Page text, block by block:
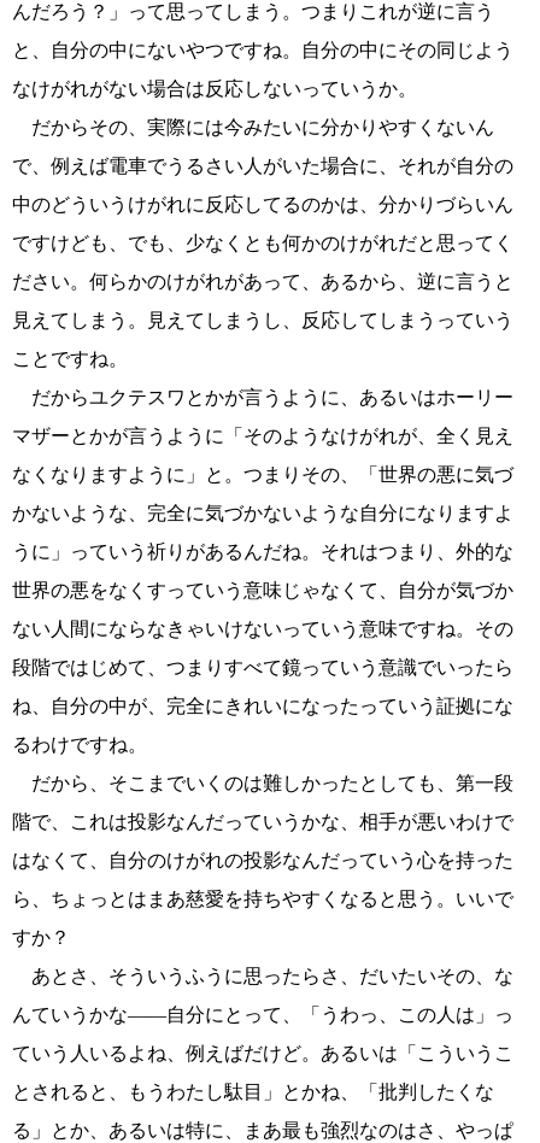
んだろう？」って思ってしまう。つまりこれが逆に言う
と、自分の中にないやつですね。自分の中にその同じよう
なけがれがない場合は反応しないっていうか。
だからその、実際には今みたいに分かりやすくないん
で、例えば電車でうるさい人がいた場合に、それが自分の
中のどういうけがれに反応してるのかは、分かりづらいん
ですけども、でも、少なくとも何かのけがれだと思ってく
ださい。何らかのけがれがあって、あるから、逆に言うと
見えてしまう。見えてしまうし、反応してしまうっていう
ことですね。
だからユクテスワとかが言うように、あるいはホーリー
マザーとかが言うように「そのようなけがれが、全く見え
なくなりますように」と。つまりその、「世界の悪に気づ
かないような、完全に気づかないような自分になりますよ
うに」っていう祈りがあるんだね。それはつまり、外的な
世界の悪をなくすっていう意味じゃなくて、自分が気づか
ない人間にならなきゃいけないっていう意味ですね。その
段階ではじめて、つまりすべて鏡っていう意識でいったら
ね、自分の中が、完全にきれいになったっていう証拠にな
るわけですね。
だから、そこまでいくのは難しかったとしても、第一段
階で、これは投影なんだっていうかな、相手が悪いわけで
はなくて、自分のけがれの投影なんだっていう心を持った
ら、ちょっとはまあ慈愛を持ちやすくなると思う。いいで
すか？
あとさ、そういうふうに思ったらさ、だいたいその、な
んていうかな――自分にとって、「うわっ、この人は」っ
ていう人いるよね、例えばだけど。あるいは「こういうこ
とされると、もうわたし駄目」とかね、「批判したくな
る」とか、あるいは特に、まあ最も強烈なのはさ、やっぱ